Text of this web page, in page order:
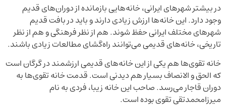
در بیشتر شهرهای ایرانی، خانه‌هایی بازمانده از دوران‌های قدیم
وجود دارد. این خانه‌ها ارزش زیادی دارند و باید در بافت قدیم
شهرهای مختلف ایرانی حفظ شوند. هم از نظر فرهنگی و هم از نظر
تاریخی، خانه‌های قدیمی می‌توانند راه‌گشای مطالعات زیادی باشند.
خانه تقوی‌ها هم یکی از این خانه‌های قدیمی ارزشمند در گرگان است
که الحق و الانصاف بسیار هم دیدنی است. قدمت خانه تقوی‌ها به
دوران قاجار می‌رسد. صاحب این خانه زیبا، فردی به نام
میرزامحمدتقی تقوی بوده است.